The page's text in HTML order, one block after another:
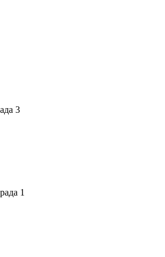
3
1